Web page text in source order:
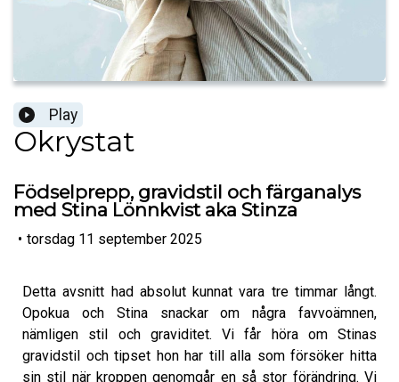
Play
Okrystat
Födselprepp, gravidstil och färganalys
med Stina Lönnkvist aka Stinza
• torsdag 11 september 2025
Detta avsnitt had absolut kunnat vara tre timmar långt.
Opokua och Stina snackar om några favvoämnen,
nämligen stil och graviditet. Vi får höra om Stinas
gravidstil och tipset hon har till alla som försöker hitta
sin stil när kroppen genomgår en så stor förändring. Vi